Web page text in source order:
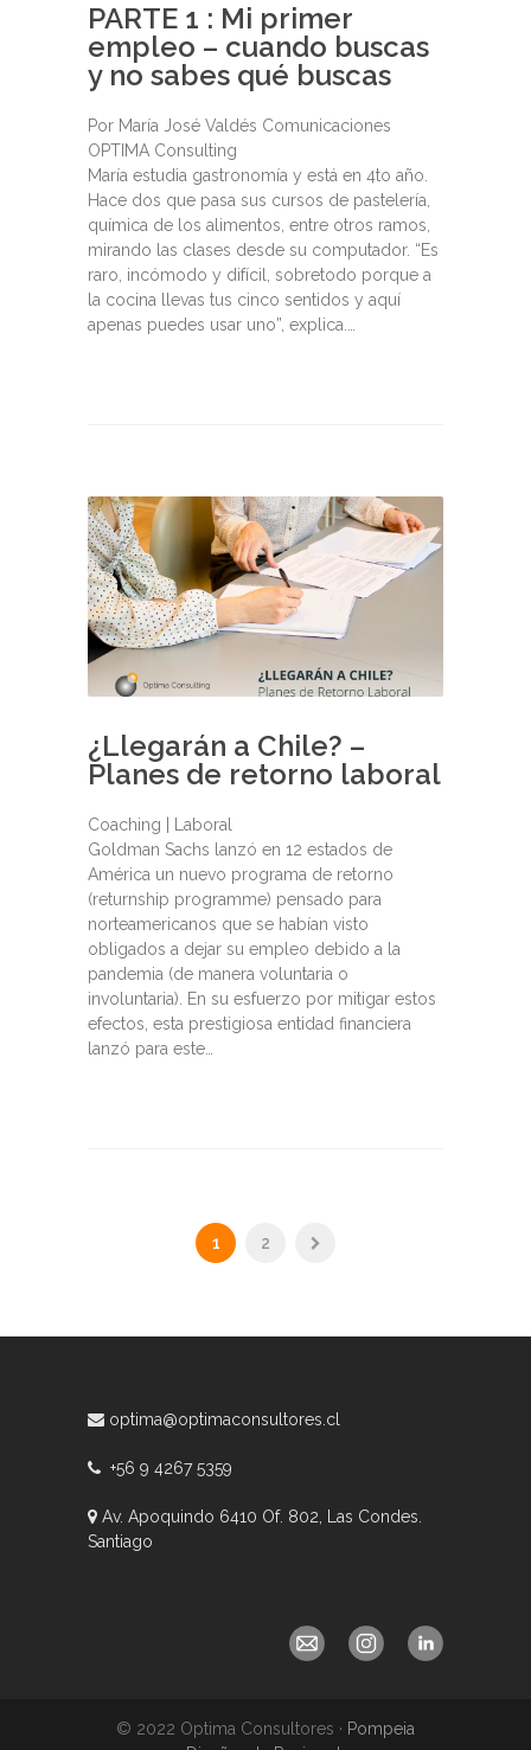
PARTE 1 : Mi primer
empleo – cuando buscas
y no sabes qué buscas
Por María José Valdés Comunicaciones
OPTIMA Consulting
María estudia gastronomía y está en 4to año.
Hace dos que pasa sus cursos de pastelería,
química de los alimentos, entre otros ramos,
mirando las clases desde su computador. “Es
raro, incómodo y difícil, sobretodo porque a
la cocina llevas tus cinco sentidos y aquí
apenas puedes usar uno”, explica.…
¿Llegarán a Chile? –
Planes de retorno laboral
Coaching | Laboral
Goldman Sachs lanzó en 12 estados de
América un nuevo programa de retorno
(returnship programme) pensado para
norteamericanos que se habían visto
obligados a dejar su empleo debido a la
pandemia (de manera voluntaria o
involuntaria). En su esfuerzo por mitigar estos
efectos, esta prestigiosa entidad financiera
lanzó para este…
1 2
optima@optimaconsultores.cl
+56 9 4267 5359
Av. Apoquindo 6410 Of. 802, Las Condes.
Santiago
© 2022 Optima Consultores · Pompeia